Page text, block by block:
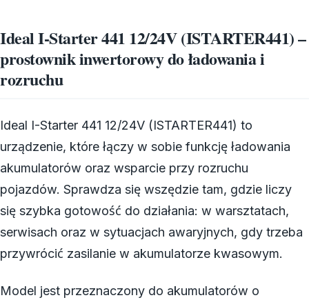
Ideal I-Starter 441 12/24V (ISTARTER441) –
prostownik inwertorowy do ładowania i
rozruchu
Ideal I-Starter 441 12/24V (ISTARTER441) to
urządzenie, które łączy w sobie funkcję ładowania
akumulatorów oraz wsparcie przy rozruchu
pojazdów. Sprawdza się wszędzie tam, gdzie liczy
się szybka gotowość do działania: w warsztatach,
serwisach oraz w sytuacjach awaryjnych, gdy trzeba
przywrócić zasilanie w akumulatorze kwasowym.
Model jest przeznaczony do akumulatorów o